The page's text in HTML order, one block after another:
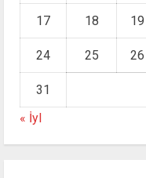
17 18 19
24 25 26
31
« İyl